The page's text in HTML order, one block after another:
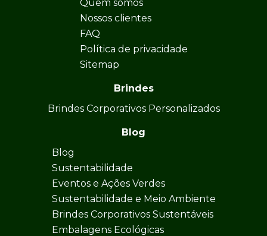
Quem somos
Nossos clientes
FAQ
Política de privacidade
Sitemap
Brindes
Brindes Corporativos Personalizados
Blog
Blog
Sustentabilidade
Eventos e Ações Verdes
Sustentabilidade e Meio Ambiente
Brindes Corporativos Sustentáveis
Embalagens Ecológicas